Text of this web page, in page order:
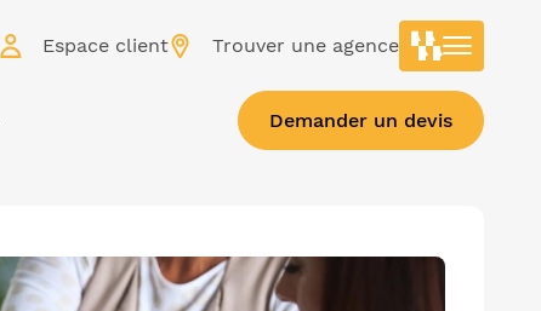
Espace client Trouver une agence
Demander un devis